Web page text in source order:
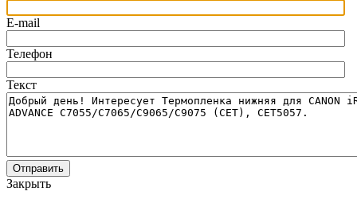
E-mail
Телефон
Текст
Отправить
Закрыть